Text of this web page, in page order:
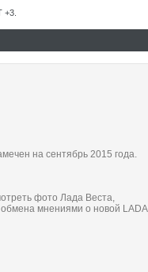
+3.
на сентябрь 2015 года.
фото Лада Веста,
обмена мнениями о новой LADA